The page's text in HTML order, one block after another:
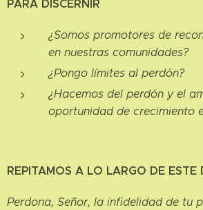
PARA DISCERNIR
¿Somos promotores de
en nuestras comunidades?
¿Pongo límites al perdón?
¿Hacemos del perdón y el
oportunidad de crecimiento
REPITAMOS A LO LARGO DE ESTE
Perdona, Señor, la infidelidad de tu